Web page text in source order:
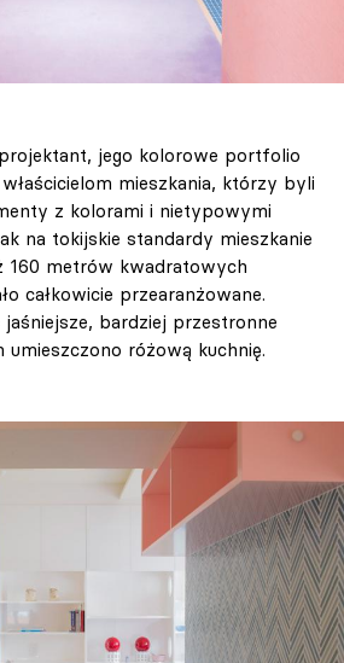
jego kolorowe portfolio
mieszkania, którzy byli
z kolorami i nietypowymi
na tokijskie standardy mieszkanie
160 metrów kwadratowych
całkowicie przearanżowane.
bardziej przestronne
różową kuchnię.